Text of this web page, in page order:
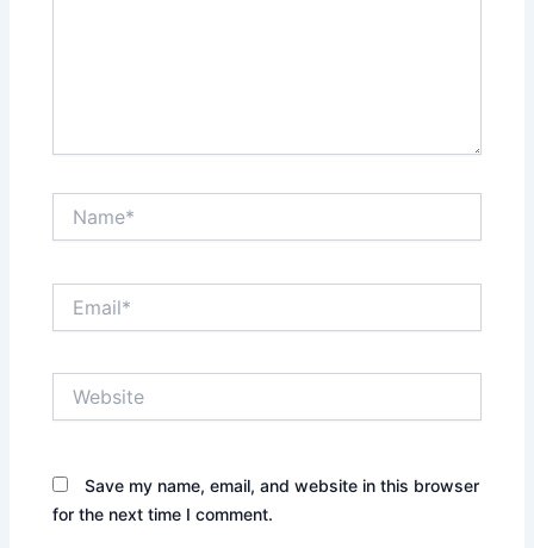
Save my name, email, and website in this browser
for the next time I comment.